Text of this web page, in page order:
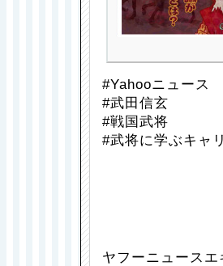
#Yahooニュース
#武田信玄
#戦国武将
#武将に学ぶキャ
ヤフーニュース